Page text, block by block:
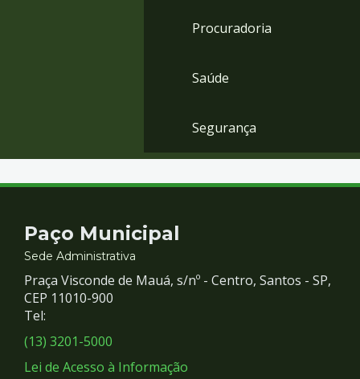
Procuradoria
Saúde
Segurança
Contato
e
Redes
Sociais
Paço Municipal
Sede Administrativa
Praça Visconde de Mauá, s/nº - Centro, Santos - SP,
CEP 11010-900
Tel:
(13) 3201-5000
Lei de Acesso à Informação